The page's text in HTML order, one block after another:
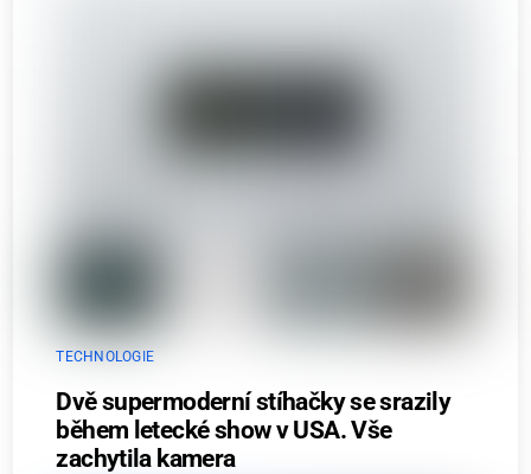
TECHNOLOGIE
Dvě supermoderní stíhačky se srazily
během letecké show v USA. Vše
zachytila kamera